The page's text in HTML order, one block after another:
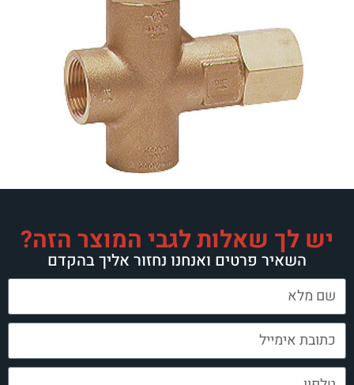
לגבי המוצר הזה?
פרטים ואנחנו נחזור אליך בהקדם